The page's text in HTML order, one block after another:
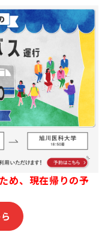
め、現在帰りの予